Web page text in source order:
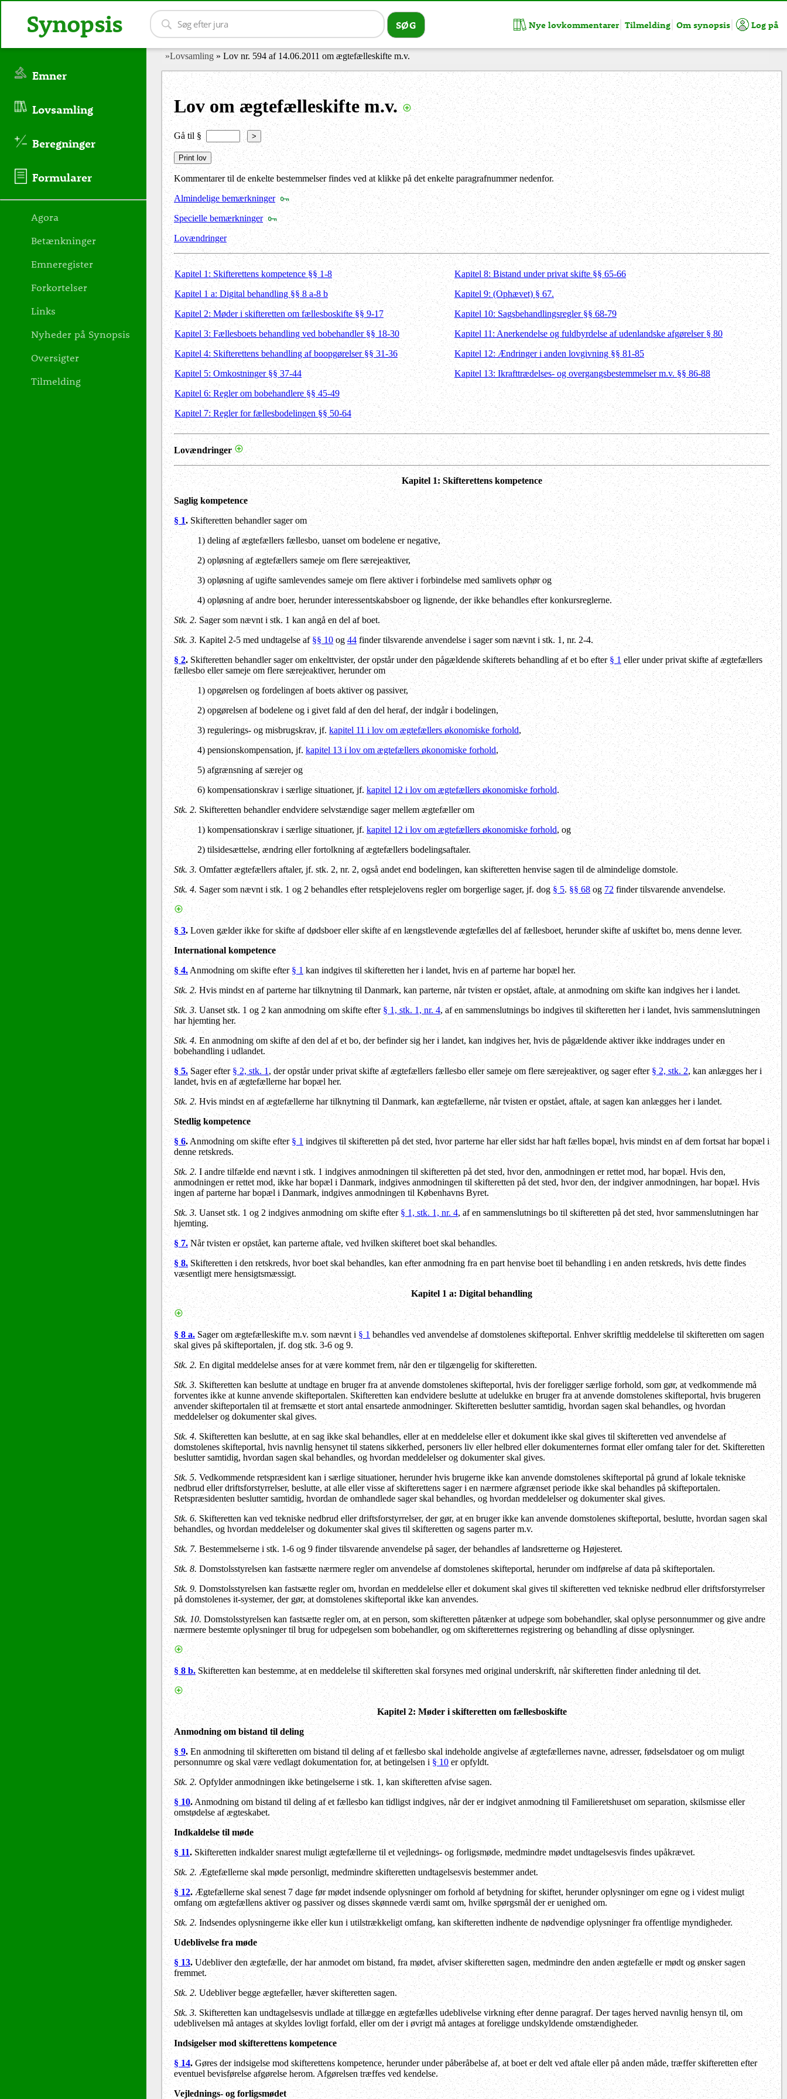
»Lovsamling » Lov nr. 594 af 14.06.2011 om ægtefælleskifte m.v.
Lov om ægtefælleskifte m.v.
Gå til § >
Kommentarer til de enkelte bestemmelser findes ved at klikke på det enkelte paragrafnummer nedenfor.
Almindelige bemærkninger
Specielle bemærkninger
Lovændringer
Kapitel 1: Skifterettens kompetence §§ 1-8
Kapitel 1 a: Digital behandling §§ 8 a-8 b
Kapitel 2: Møder i skifteretten om fællesboskifte §§ 9-17
Kapitel 3: Fællesboets behandling ved bobehandler §§ 18-30
Kapitel 4: Skifterettens behandling af boopgørelser §§ 31-36
Kapitel 5: Omkostninger §§ 37-44
Kapitel 6: Regler om bobehandlere §§ 45-49
Kapitel 7: Regler for fællesbodelingen §§ 50-64
Kapitel 8: Bistand under privat skifte §§ 65-66
Kapitel 9: (Ophævet) § 67.
Kapitel 10: Sagsbehandlingsregler §§ 68-79
Kapitel 11: Anerkendelse og fuldbyrdelse af udenlandske afgørelser § 80
Kapitel 12: Ændringer i anden lovgivning §§ 81-85
Kapitel 13: Ikrafttrædelses- og overgangsbestemmelser m.v. §§ 86-88
Lovændringer
Kapitel 1: Skifterettens kompetence
Saglig kompetence
§ 1.Skifteretten behandler sager om
1) deling af ægtefællers fællesbo, uanset om bodelene er negative,
2) opløsning af ægtefællers sameje om flere særejeaktiver,
3) opløsning af ugifte samlevendes sameje om flere aktiver i forbindelse med samlivets ophør og
4) opløsning af andre boer, herunder interessentskabsboer og lignende, der ikke behandles efter konkursreglerne.
Stk. 2.Sager som nævnt i stk. 1 kan angå en del af boet.
Stk. 3. Kapitel 2-5 med undtagelse af§§ 10 og44finder tilsvarende anvendelse i sager som nævnt i stk. 1, nr. 2-4.
§ 2.Skifteretten behandler sager om enkelttvister, der opstår under den pågældende skifterets behandling af et bo efter § 1eller under privat skifte af ægtefællers
fællesbo eller sameje om flere særejeaktiver, herunder om
1) opgørelsen og fordelingen af boets aktiver og passiver,
2) opgørelsen af bodelene og i givet fald af den del heraf, der indgår i bodelingen,
3) regulerings- og misbrugskrav, jf.kapitel 11 i lov om ægtefællers økonomiske forhold,
4) pensionskompensation, jf.kapitel 13 i lov om ægtefællers økonomiske forhold,
5) afgrænsning af særejer og
6) kompensationskrav i særlige situationer, jf. kapitel 12 i lov om ægtefællers økonomiske forhold.
Stk. 2. Skifteretten behandler endvidere selvstændige sager mellem ægtefæller om
1) kompensationskrav i særlige situationer, jf. kapitel 12 i lov om ægtefællers økonomiske forhold, og
2) tilsidesættelse, ændring eller fortolkning af ægtefællers bodelingsaftaler.
Stk. 3. Omfatter ægtefællers aftaler, jf. stk. 2, nr. 2, også andet end bodelingen, kan skifteretten henvise sagen til de almindelige domstole.
Stk. 4.Sager som nævnt i stk. 1 og 2 behandles efter retsplejelovens regler om borgerlige sager, jf. dog§ 5. §§ 68og72 finder tilsvarende anvendelse.
§ 3.Loven gælder ikke for skifte af dødsboer eller skifte af en længstlevende ægtefælles del af fællesboet, herunder skifte af uskiftet bo, mens denne lever.
International kompetence
§ 4.Anmodning om skifte efter § 1 kan indgives til skifteretten her i landet, hvis en af parterne har bopæl her.
Stk. 2.Hvis mindst en af parterne har tilknytning til Danmark, kan parterne, når tvisten er opstået, aftale, at anmodning om skifte kan indgives her i landet.
Stk. 3. Uanset stk. 1 og 2 kan anmodning om skifte efter§ 1, stk. 1, nr. 4, af en sammenslutnings bo indgives til skifteretten her i landet, hvis sammenslutningen
har hjemting her.
Stk. 4.En anmodning om skifte af den del af et bo, der befinder sig her i landet, kan indgives her, hvis de pågældende aktiver ikke inddrages under en
bobehandling i udlandet.
§ 5. Sager efter § 2, stk. 1, der opstår under privat skifte af ægtefællers fællesbo eller sameje om flere særejeaktiver, og sager efter§ 2, stk. 2, kan anlægges her i
landet, hvis en af ægtefællerne har bopæl her.
Stk. 2. Hvis mindst en af ægtefællerne har tilknytning til Danmark, kan ægtefællerne, når tvisten er opstået, aftale, at sagen kan anlægges her i landet.
Stedlig kompetence
§ 6.Anmodning om skifte efter § 1indgives til skifteretten på det sted, hvor parterne har eller sidst har haft fælles bopæl, hvis mindst en af dem fortsat har bopæl i
denne retskreds.
Stk. 2. I andre tilfælde end nævnt i stk. 1 indgives anmodningen til skifteretten på det sted, hvor den, anmodningen er rettet mod, har bopæl. Hvis den,
anmodningen er rettet mod, ikke har bopæl i Danmark, indgives anmodningen til skifteretten på det sted, hvor den, der indgiver anmodningen, har bopæl. Hvis
ingen af parterne har bopæl i Danmark, indgives anmodningen til Københavns Byret.
Stk. 3. Uanset stk. 1 og 2 indgives anmodning om skifte efter § 1, stk. 1, nr. 4, af en sammenslutnings bo til skifteretten på det sted, hvor sammenslutningen har
hjemting.
§ 7.Når tvisten er opstået, kan parterne aftale, ved hvilken skifteret boet skal behandles.
§ 8. Skifteretten i den retskreds, hvor boet skal behandles, kan efter anmodning fra en part henvise boet til behandling i en anden retskreds, hvis dette findes
væsentligt mere hensigtsmæssigt.
Kapitel 1 a: Digital behandling
§ 8 a. Sager om ægtefælleskifte m.v. som nævnt i§ 1 behandles ved anvendelse af domstolenes skifteportal. Enhver skriftlig meddelelse til skifteretten om sagen
skal gives på skifteportalen, jf. dog stk. 3-6 og 9.
Stk. 2. En digital meddelelse anses for at være kommet frem, når den er tilgængelig for skifteretten.
Stk. 3. Skifteretten kan beslutte at undtage en bruger fra at anvende domstolenes skifteportal, hvis der foreligger særlige forhold, som gør, at vedkommende må
forventes ikke at kunne anvende skifteportalen. Skifteretten kan endvidere beslutte at udelukke en bruger fra at anvende domstolenes skifteportal, hvis brugeren
anvender skifteportalen til at fremsætte et stort antal ensartede anmodninger. Skifteretten beslutter samtidig, hvordan sagen skal behandles, og hvordan
meddelelser og dokumenter skal gives.
Stk. 4. Skifteretten kan beslutte, at en sag ikke skal behandles, eller at en meddelelse eller et dokument ikke skal gives til skifteretten ved anvendelse af
domstolenes skifteportal, hvis navnlig hensynet til statens sikkerhed, personers liv eller helbred eller dokumenternes format eller omfang taler for det. Skifteretten
beslutter samtidig, hvordan sagen skal behandles, og hvordan meddelelser og dokumenter skal gives.
Stk. 5. Vedkommende retspræsident kan i særlige situationer, herunder hvis brugerne ikke kan anvende domstolenes skifteportal på grund af lokale tekniske
nedbrud eller driftsforstyrrelser, beslutte, at alle eller visse af skifterettens sager i en nærmere afgrænset periode ikke skal behandles på skifteportalen.
Retspræsidenten beslutter samtidig, hvordan de omhandlede sager skal behandles, og hvordan meddelelser og dokumenter skal gives.
Stk. 6. Skifteretten kan ved tekniske nedbrud eller driftsforstyrrelser, der gør, at en bruger ikke kan anvende domstolenes skifteportal, beslutte, hvordan sagen skal
behandles, og hvordan meddelelser og dokumenter skal gives til skifteretten og sagens parter m.v.
Stk. 7.Bestemmelserne i stk. 1-6 og 9 finder tilsvarende anvendelse på sager, der behandles af landsretterne og Højesteret.
Stk. 8. Domstolsstyrelsen kan fastsætte nærmere regler om anvendelse af domstolenes skifteportal, herunder om indførelse af data på skifteportalen.
Stk. 9. Domstolsstyrelsen kan fastsætte regler om, hvordan en meddelelse eller et dokument skal gives til skifteretten ved tekniske nedbrud eller driftsforstyrrelser
på domstolenes it-systemer, der gør, at domstolenes skifteportal ikke kan anvendes.
Stk. 10.Domstolsstyrelsen kan fastsætte regler om, at en person, som skifteretten påtænker at udpege som bobehandler, skal oplyse personnummer og give andre
nærmere bestemte oplysninger til brug for udpegelsen som bobehandler, og om skifteretternes registrering og behandling af disse oplysninger.
§ 8 b.Skifteretten kan bestemme, at en meddelelse til skifteretten skal forsynes med original underskrift, når skifteretten finder anledning til det.
Kapitel 2: Møder i skifteretten om fællesboskifte
Anmodning om bistand til deling
§ 9.En anmodning til skifteretten om bistand til deling af et fællesbo skal indeholde angivelse af ægtefællernes navne, adresser, fødselsdatoer og om muligt
personnumre og skal være vedlagt dokumentation for, at betingelsen i§ 10 er opfyldt.
Stk. 2. Opfylder anmodningen ikke betingelserne i stk. 1, kan skifteretten afvise sagen.
§ 10.Anmodning om bistand til deling af et fællesbo kan tidligst indgives, når der er indgivet anmodning til Familieretshuset om separation, skilsmisse eller
omstødelse af ægteskabet.
Indkaldelse til møde
§ 11.Skifteretten indkalder snarest muligt ægtefællerne til et vejlednings- og forligsmøde, medmindre mødet undtagelsesvis findes upåkrævet.
Stk. 2.Ægtefællerne skal møde personligt, medmindre skifteretten undtagelsesvis bestemmer andet.
§ 12.Ægtefællerne skal senest 7 dage før mødet indsende oplysninger om forhold af betydning for skiftet, herunder oplysninger om egne og i videst muligt
omfang om ægtefællens aktiver og passiver og disses skønnede værdi samt om, hvilke spørgsmål der er uenighed om.
Stk. 2.Indsendes oplysningerne ikke eller kun i utilstrækkeligt omfang, kan skifteretten indhente de nødvendige oplysninger fra offentlige myndigheder.
Udeblivelse fra møde
§ 13.Udebliver den ægtefælle, der har anmodet om bistand, fra mødet, afviser skifteretten sagen, medmindre den anden ægtefælle er mødt og ønsker sagen
fremmet.
Stk. 2. Udebliver begge ægtefæller, hæver skifteretten sagen.
Stk. 3. Skifteretten kan undtagelsesvis undlade at tillægge en ægtefælles udeblivelse virkning efter denne paragraf. Der tages herved navnlig hensyn til, om
udeblivelsen må antages at skyldes lovligt forfald, eller om der i øvrigt må antages at foreligge undskyldende omstændigheder.
Indsigelser mod skifterettens kompetence
§ 14.Gøres der indsigelse mod skifterettens kompetence, herunder under påberåbelse af, at boet er delt ved aftale eller på anden måde, træffer skifteretten efter
eventuel bevisførelse afgørelse herom. Afgørelsen træffes ved kendelse.
Vejlednings- og forligsmødet
Emner
Lovsamling
Beregninger
Formularer
Agora
Betænkninger
Emneregister
Forkortelser
Links
Nyheder på Synopsis
Oversigter
Tilmelding
Synopsis Nye lovkommentarer Tilmelding Om synopsis Log på